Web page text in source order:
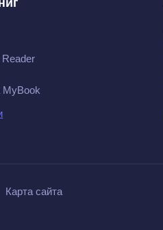
MyBook
Карта сайта